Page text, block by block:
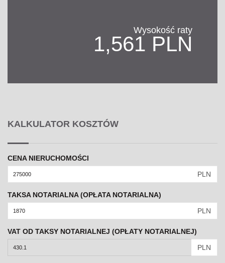
Wysokość raty
1,561 PLN
KALKULATOR KOSZTÓW
CENA NIERUCHOMOŚCI
PLN
TAKSA NOTARIALNA (OPŁATA NOTARIALNA)
PLN
VAT OD TAKSY NOTARIALNEJ (OPŁATY NOTARIALNEJ)
PLN